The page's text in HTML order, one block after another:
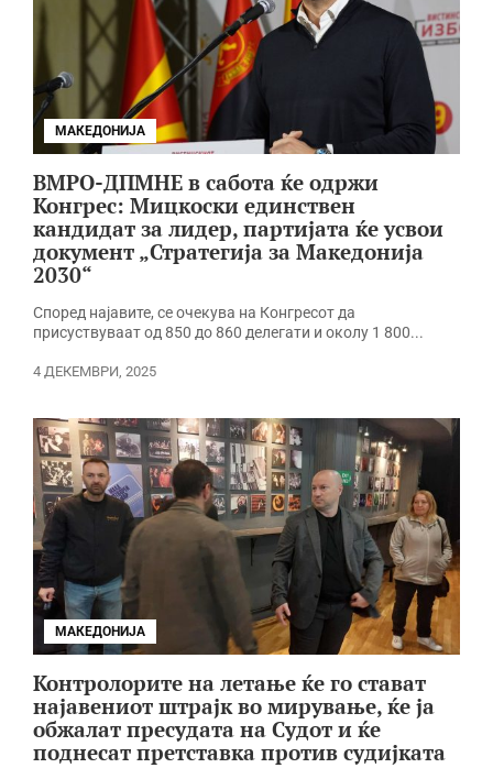
МАКЕДОНИЈА
ВМРО-ДПМНЕ в сабота ќе одржи
Конгрес: Мицкоски единствен
кандидат за лидер, партијата ќе усвои
документ „Стратегија за Македонија
2030“
Според најавите, се очекува на Конгресот да
присуствуваат од 850 до 860 делегати и околу 1 800...
4 ДЕКЕМВРИ, 2025
МАКЕДОНИЈА
Контролорите на летање ќе го стават
најавениот штрајк во мирување, ќе ја
обжалат пресудата на Судот и ќе
поднесат претставка против судијката